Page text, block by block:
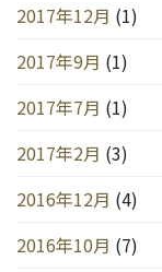
2017年12月 (1)
2017年9月 (1)
2017年7月 (1)
2017年2月 (3)
2016年12月 (4)
2016年10月 (7)